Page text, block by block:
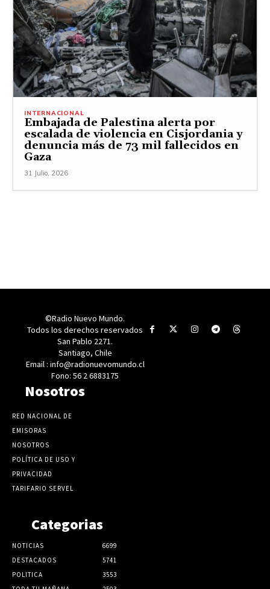
INTERNACIONAL
Embajada de Palestina alerta por
escalada de violencia en Cisjordania y
denuncia más de 73 mil fallecidos en
Gaza
31 Julio, 2026
©Radio Nuevo Mundo.
Todos los derechos reservados
San Pablo 2271.
Santiago, Chile
Email : info@radionuevomundo.cl
Fono: 56 2 6883175
Nosotros
RED NACIONAL DE
EMISORAS
NOSOTROS
POLÍTICA DE USO Y
PRIVACIDAD
TARIFARIO SERVEL
Categorias
NOTICIAS
6699
DESTACADOS
5741
POLITICA
3553